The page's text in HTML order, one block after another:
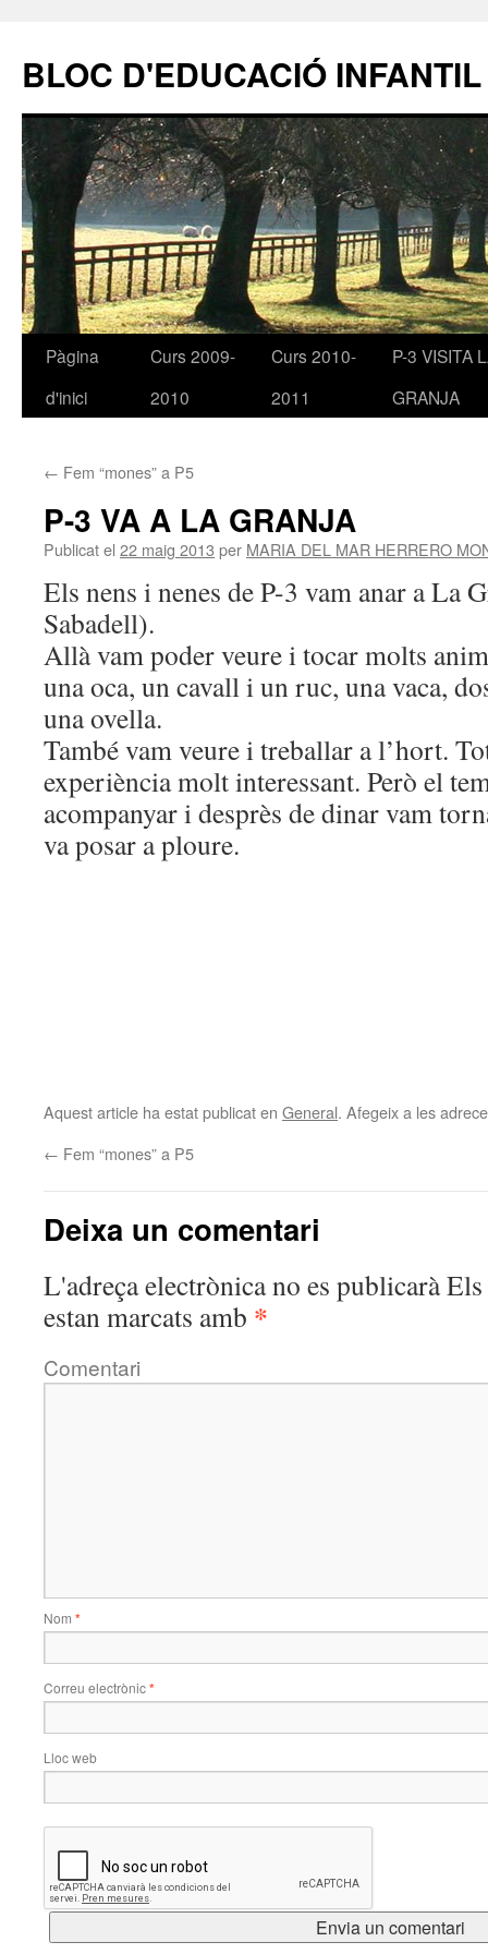
BLOC D'EDUCACIÓ INFANTIL
Vés
Pàgina
d'inici
Curs 2009-
2010
Curs 2010-
2011
P-3 VISITA
GRANJA
← Fem “mones” a P5
P-3 VA A LA GRANJA
Publicat el 22 maig 2013 per MARIA DEL MAR HERRERO
Els nens i nenes de P-3 vam anar a La
Sabadell).
Allà vam poder veure i tocar molts
una oca, un cavall i un ruc, una vaca,
una ovella.
També vam veure i treballar a l’hort.
experiència molt interessant. Però el
acompanyar i desprès de dinar vam
va posar a ploure.
Aquest article ha estat publicat en General. Afegeix a les
← Fem “mones” a P5
Deixa un comentari
L'adreça electrònica no es publicaràEls
estan marcats amb *
Comentari
Nom *
Correu electrònic*
Lloc web